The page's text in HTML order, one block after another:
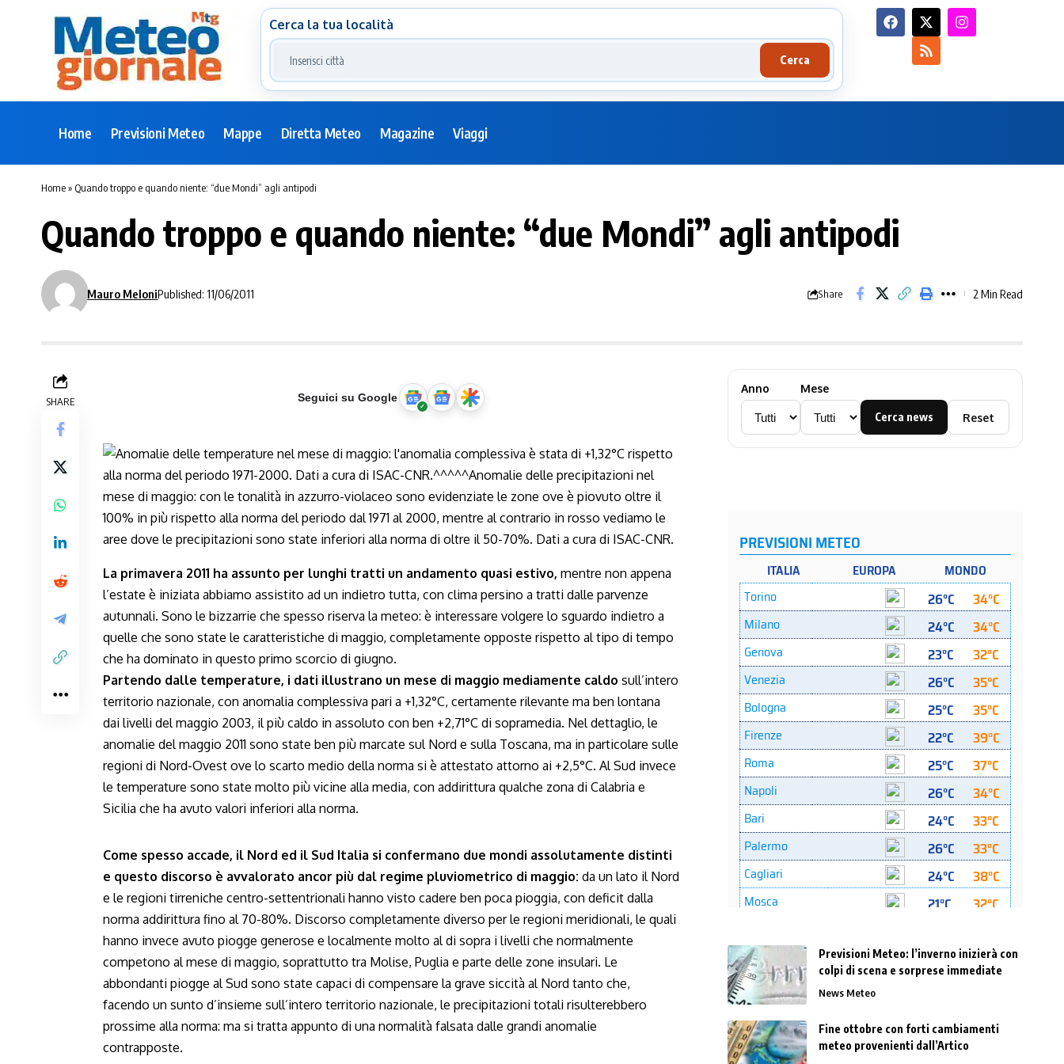
Cerca la tua località
Cerca
Home Previsioni Meteo Mappe Diretta Meteo Magazine Viaggi
Home» Quando troppo e quando niente: “due Mondi” agli antipodi
Quando troppo e quando niente: “due Mondi” agli antipodi
Mauro MeloniPublished: 11/06/2011 Share 2 Min Read
SHARE Seguici su Google
La primavera 2011 ha assunto per lunghi tratti un andamento quasi estivo, mentre non appena
l’estate è iniziata abbiamo assistito ad un indietro tutta, con clima persino a tratti dalle parvenze
autunnali. Sono le bizzarrie che spesso riserva la meteo: è interessare volgere lo sguardo indietro a
quelle che sono state le caratteristiche di maggio, completamente opposte rispetto al tipo di tempo
che ha dominato in questo primo scorcio di giugno.
Partendo dalle temperature, i dati illustrano un mese di maggio mediamente caldo sull’intero
territorio nazionale, con anomalia complessiva pari a +1,32°C, certamente rilevante ma ben lontana
dai livelli del maggio 2003, il più caldo in assoluto con ben +2,71°C di sopramedia. Nel dettaglio, le
anomalie del maggio 2011 sono state ben più marcate sul Nord e sulla Toscana, ma in particolare sulle
regioni di Nord-Ovest ove lo scarto medio della norma si è attestato attorno ai +2,5°C. Al Sud invece
le temperature sono state molto più vicine alla media, con addirittura qualche zona di Calabria e
Sicilia che ha avuto valori inferiori alla norma.
Come spesso accade, il Nord ed il Sud Italia si confermano due mondi assolutamente distinti
e questo discorso è avvalorato ancor più dal regime pluviometrico di maggio: da un lato il Nord
e le regioni tirreniche centro-settentrionali hanno visto cadere ben poca pioggia, con deficit dalla
norma addirittura fino al 70-80%. Discorso completamente diverso per le regioni meridionali, le quali
hanno invece avuto piogge generose e localmente molto al di sopra i livelli che normalmente
competono al mese di maggio, soprattutto tra Molise, Puglia e parte delle zone insulari. Le
abbondanti piogge al Sud sono state capaci di compensare la grave siccità al Nord tanto che,
facendo un sunto d’insieme sull’intero territorio nazionale, le precipitazioni totali risulterebbero
prossime alla norma: ma si tratta appunto di una normalità falsata dalle grandi anomalie
contrapposte.
Anno Mese
Cerca news Reset
Previsioni Meteo: l’inverno inizierà con
colpi di scena e sorprese immediate
News Meteo
Fine ottobre con forti cambiamenti
meteo provenienti dall’Artico